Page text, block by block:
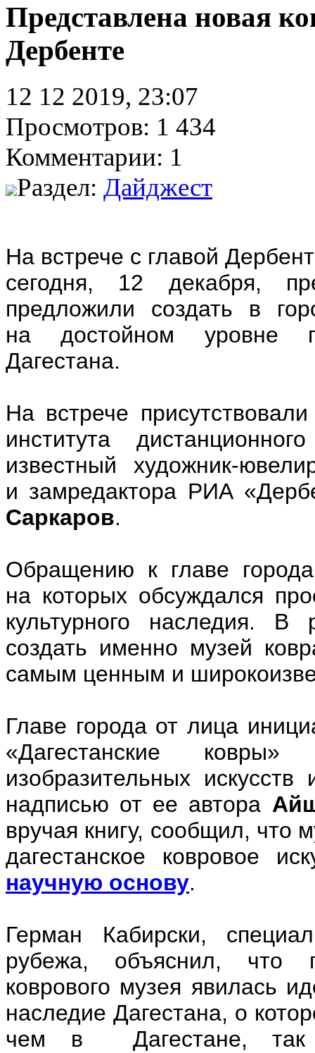
Представлена новая
Дербенте
12 12 2019, 23:07
Просмотров: 1 434
Комментарии: 1
Раздел: Дайджест
На встрече с главой
сегодня, 12 декабря,
предложили создать в
на достойном уровне
Дагестана.
На встрече
института
известный художник-
и замредактора РИА
Саркаров.
Обращению к главе
на которых обсуждался
культурного наследия. В
создать именно музей
самым ценным и
Главе города от лица
«Дагестанские ковры»
изобразительных
надписью от ее автора
вручая книгу, сообщил, что
дагестанское ковровое
научную основу.
Герман Кабирски,
рубежа, объяснил, что
коврового музея явилась
наследие Дагестана, о
чем в Дагестане,